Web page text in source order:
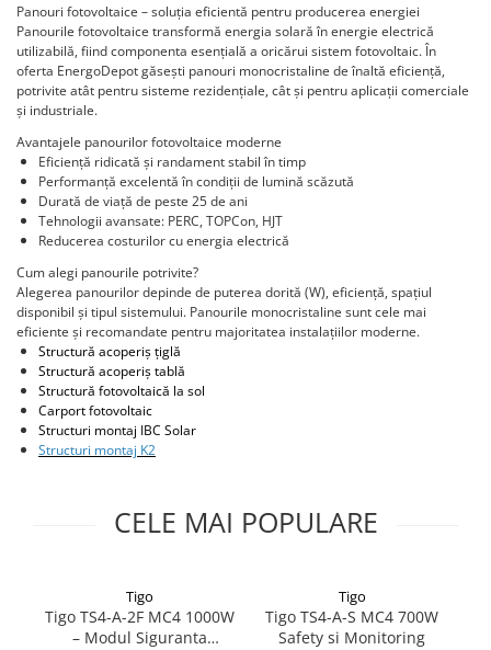
HUAWEI
SMA
Solis
Solplanet
Sungrow
Victron Energy
Acumulatori
HVM
HVS
LVS
Deye
Enphase
FelicitySolar
Fronius Reserva Pro
Panouri fotovoltaice – soluția eficientă pentru producerea energiei
Panourile fotovoltaice transformă energia solară în energie electrică
utilizabilă, fiind componenta esențială a oricărui sistem fotovoltaic. În
oferta EnergoDepot găsești panouri monocristaline de înaltă eficiență,
potrivite atât pentru sisteme rezidențiale, cât și pentru aplicații comerciale
și industriale.
Avantajele panourilor fotovoltaice moderne
Eficiență ridicată și randament stabil în timp
Performanță excelentă în condiții de lumină scăzută
Durată de viață de peste 25 de ani
Tehnologii avansate: PERC, TOPCon, HJT
Reducerea costurilor cu energia electrică
Cum alegi panourile potrivite?
Alegerea panourilor depinde de puterea dorită (W), eficiență, spațiul
disponibil și tipul sistemului. Panourile monocristaline sunt cele mai
eficiente și recomandate pentru majoritatea instalațiilor moderne.
Structură acoperiș țiglă
Structură acoperiș tablă
Structură fotovoltaică la sol
Carport fotovoltaic
Structuri montaj IBC Solar
Structuri montaj K2
CELE MAI POPULARE
Tigo
Tigo TS4-A-2F MC4 1000W
– Modul Siguranta
Tigo
Tigo TS4-A-S MC4 700W
Safety si Monitoring